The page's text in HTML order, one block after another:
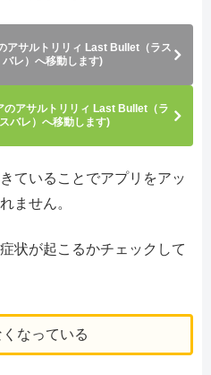
アサルトリリィ Last Bullet（ラス
バレ）へ移動します)
のアサルトリリィ Last Bullet（ラ
スバレ）へ移動します)
ていることでアプリをアッ
ません。
状が起こるかチェックして
なっている